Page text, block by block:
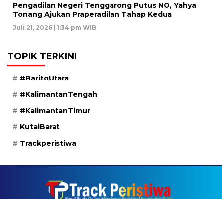
Pengadilan Negeri Tenggarong Putus NO, Yahya
Tonang Ajukan Praperadilan Tahap Kedua
Juli 21, 2026 | 1:34 pm WIB
TOPIK TERKINI
#BaritoUtara
#KalimantanTengah
#KalimantanTimur
KutaiBarat
Trackperistiwa